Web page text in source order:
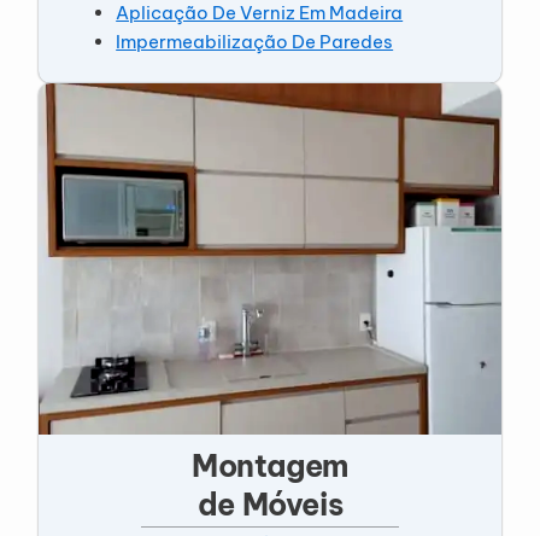
Aplicação De Verniz Em Madeira
Impermeabilização De Paredes
Montagem
de Móveis